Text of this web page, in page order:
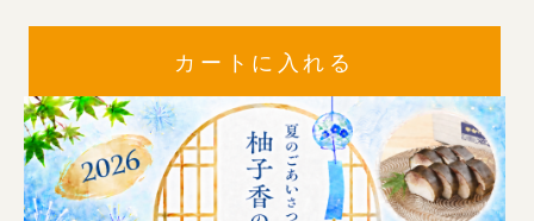
カートに入れる